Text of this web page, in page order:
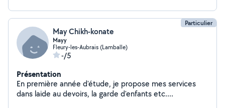
Particulier
May Chikh-konate
Mayy
Fleury-les-Aubrais (Lamballe)
-/5
Présentation
En première année d'étude, je propose mes services
dans laide au devoirs, la garde d'enfants etc....